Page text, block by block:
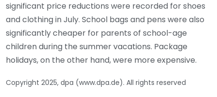
significant price reductions were recorded for shoes
and clothing in July. School bags and pens were also
significantly cheaper for parents of school-age
children during the summer vacations. Package
holidays, on the other hand, were more expensive.
Copyright 2025, dpa (www.dpa.de). All rights reserved